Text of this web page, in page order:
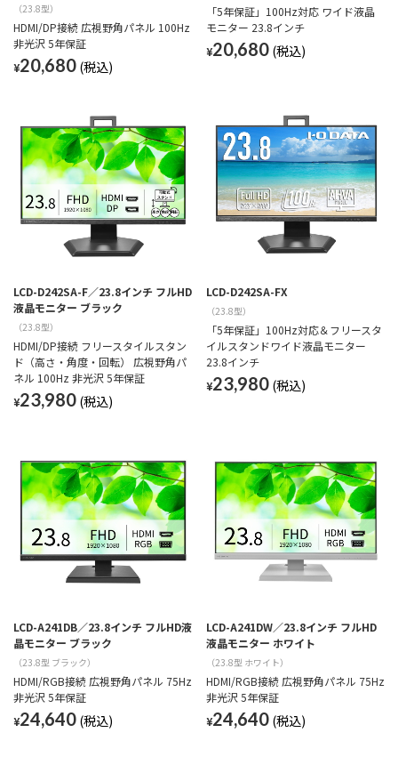
（23.8型）
HDMI/DP接続 広視野角パネル 100Hz
非光沢 5年保証
¥20,680
「5年保証」100Hz対応 ワイド液晶
モニター 23.8インチ
¥20,680
LCD-D242SA-F／23.8インチ フルHD
液晶モニター ブラック
（23.8型）
HDMI/DP接続 フリースタイルスタン
ド（高さ・角度・回転） 広視野角パ
ネル 100Hz 非光沢 5年保証
¥23,980
LCD-D242SA-FX
（23.8型）
「5年保証」100Hz対応＆フリースタ
イルスタンドワイド液晶モニター
23.8インチ
¥23,980
LCD-A241DB／23.8インチ フルHD液
晶モニター ブラック
（23.8型 ブラック）
HDMI/RGB接続 広視野角パネル 75Hz
非光沢 5年保証
¥24,640
LCD-A241DW／23.8インチ フルHD
液晶モニター ホワイト
（23.8型 ホワイト）
HDMI/RGB接続 広視野角パネル 75Hz
非光沢 5年保証
¥24,640